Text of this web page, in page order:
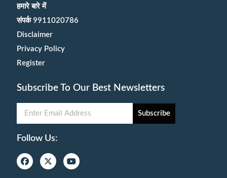
हमारे बारे में
संपर्क 9911020786
Disclaimer
Privacy Policy
Register
Subscribe To Our Best Newsletters
Subscribe
Follow Us: